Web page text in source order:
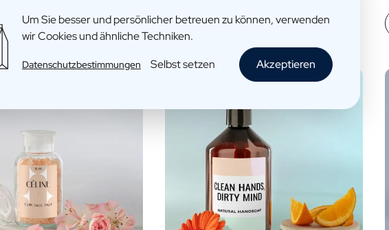
Mehr Infos
Um Sie besser und persönlicher betreuen zu können, verwenden
wir Cookies und ähnliche Techniken.
Datenschutzbestimmungen Selbst setzen Akzeptieren